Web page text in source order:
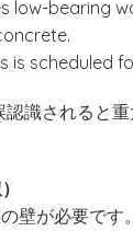
low-bearing
is scheduled
識されると
壁が必要です。